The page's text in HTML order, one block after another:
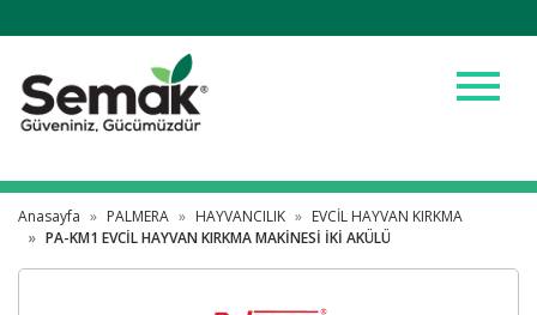
menu
Anasayfa PALMERA HAYVANCILIK
EVCİL HAYVAN KIRKMA
PA-KM1 EVCİL HAYVAN KIRKMA MAKİNESİ İKİ AKÜLÜ